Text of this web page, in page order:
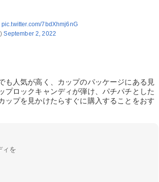
pic.twitter.com/7bdXhmj6nG
September 2, 2022
も人気が高く、カップのパッケージにある見
プロックキャンディが弾け、パチパチとした
ップを見かけたらすぐに購入することをおす
ィを